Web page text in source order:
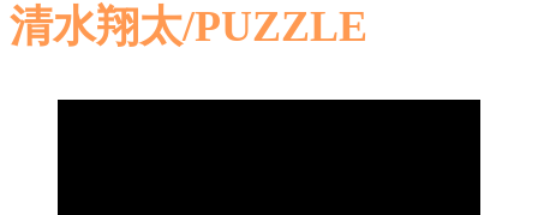
清水翔太/PUZZLE